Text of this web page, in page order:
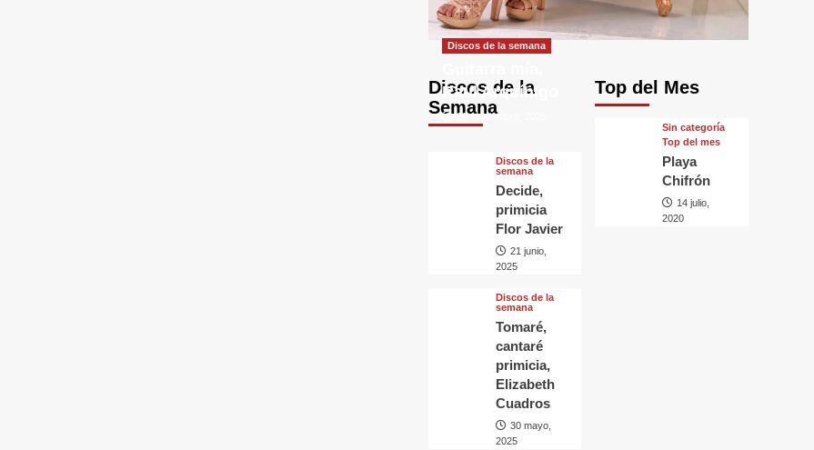
Discos de la
Semana
Discos de la semana
Raul Arquínigo
29 septiembre, 2025
Discos de la
semana
Decide,
primicia
Flor Javier
21 junio,
2025
Discos de la
semana
Tomaré,
cantaré
primicia,
Elizabeth
Cuadros
30 mayo,
2025
Top del Mes
Sin categorí­a
Top del mes
Playa
Chifrón
14 julio,
2020